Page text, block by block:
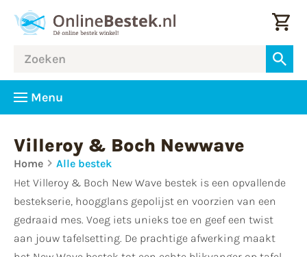
Menu
Villeroy & Boch Newwave
Home
Alle bestek
Het Villeroy & Boch New Wave bestek is een opvallende
bestekserie, hoogglans gepolijst en voorzien van een
gedraaid mes. Voeg iets unieks toe en geef een twist
aan jouw tafelsetting. De prachtige afwerking maakt